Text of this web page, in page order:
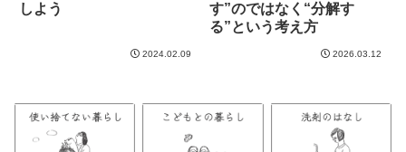
しよう
2024.02.09
す”のではなく“分解す
る”という考え方
2026.03.12